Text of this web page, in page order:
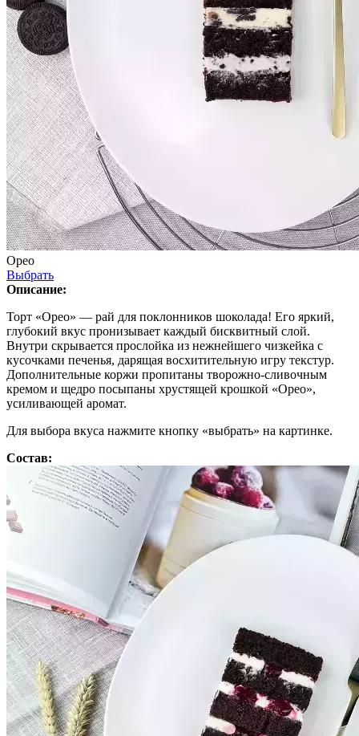
Орео
Выбрать
Описание:
Торт «Орео» — рай для поклонников шоколада! Его яркий,
глубокий вкус пронизывает каждый бисквитный слой.
Внутри скрывается прослойка из нежнейшего чизкейка с
кусочками печенья, дарящая восхитительную игру текстур.
Дополнительные коржи пропитаны творожно-сливочным
кремом и щедро посыпаны хрустящей крошкой «Орео»,
усиливающей аромат.
Для выбора вкуса нажмите кнопку «выбрать» на картинке.
Состав: